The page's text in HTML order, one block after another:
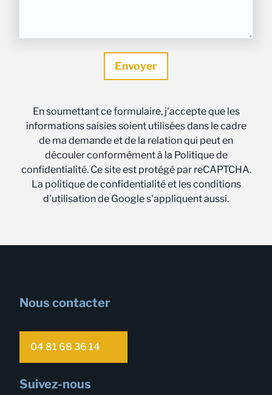
En soumettant ce formulaire, j'accepte que les
informations saisies soient utilisées dans le cadre
de ma demande et de la relation qui peut en
découler conformément à la Politique de
confidentialité. Ce site est protégé par reCAPTCHA.
La politique de confidentialité et les conditions
d'utilisation de Google s'appliquent aussi.
Nous contacter
04 81 68 36 14
Suivez-nous